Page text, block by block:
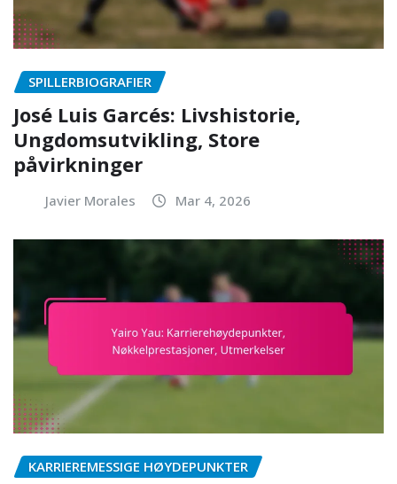
SPILLERBIOGRAFIER
José Luis Garcés: Livshistorie,
Ungdomsutvikling, Store
påvirkninger
Javier Morales Mar 4, 2026
KARRIEREMESSIGE HØYDEPUNKTER